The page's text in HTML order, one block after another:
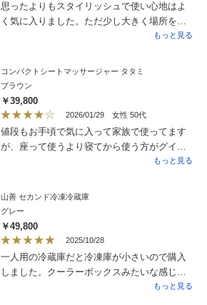
思ったよりもスタイリッシュで使い心地はよ
く気に入りました。ただ少し大きく場所を取
もっと見る
コンパクトシートマッサージャー タタミ
ブラウン
￥39,800
2026/01/29 女性 50代
値段もお手頃で気に入って家族で使ってます
が、座って使うより寝てから使う方がグイグ
イ痛い所に効いて気持ちいいです。テレビで
感じませんでした。また、深めに座るソ
ファーにセットすると肩の方に近づくにつれ
て接する面があっても体にフィットしないの
で全然揉まれてる気がしないです。座ってす
るなら安定した1人用の椅子がおすすめだと思
います。寝て使う時はどこが肩部分になるの
かわからないので、体を自分で動かしてだい
もっと見る
山善 セカンド冷凍冷蔵庫
グレー
￥49,800
2025/10/28
一人用の冷蔵庫だと冷凍庫が小さいので購入
しました。クーラーボックスみたいな感じで
たくさん入るので大満足です。音も静かで良
もっと見る